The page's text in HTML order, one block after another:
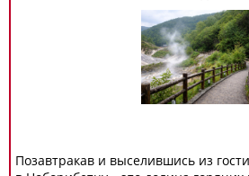
Позавтракав и выселившись из